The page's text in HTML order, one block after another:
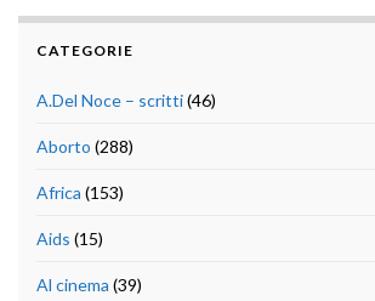
CATEGORIE
A.Del Noce – scritti(46)
Aborto (288)
Africa (153)
Aids (15)
Al cinema (39)